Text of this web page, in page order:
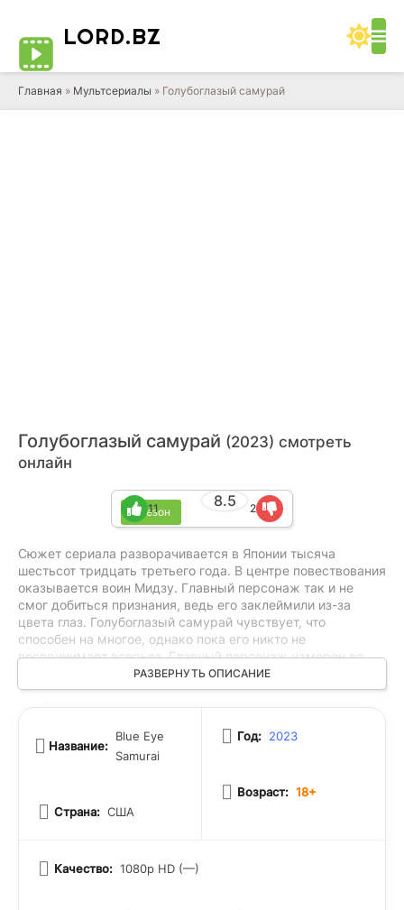
LORD.BZ
Главная » Мультсериалы » Голубоглазый самурай
Голубоглазый самурай (2023) смотреть
онлайн
1 сезон
8.5
11 2
Сюжет сериала разворачивается в Японии тысяча
шестьсот тридцать третьего года. В центре повествования
оказывается воин Мидзу. Главный персонаж так и не
смог добиться признания, ведь его заклеймили из-за
цвета глаз. Голубоглазый самурай чувствует, что
способен на многое, однако пока его никто не
воспринимает всерьез. Главный персонаж намерен во
что бы то ни стало изменить ход своей собственной
истории, отправившись в путешествие ради
персонажа меняется, когда тот сталкивается с молодой и
привлекательной особой Акеми...
РАЗВЕРНУТЬ ОПИСАНИЕ
Название:
Blue Eye
Samurai
Страна: США
Год: 2023
Возраст: 18+
Качество: 1080p HD (—)